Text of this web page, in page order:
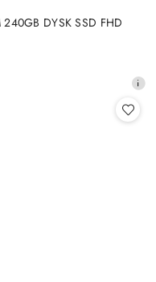
DYSK SSD FHD